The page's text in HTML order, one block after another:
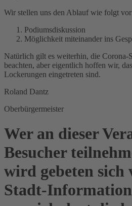
Wir stellen uns den Ablauf wie folgt
Podiumsdiskussion
Möglichkeit miteinander ins
Natürlich gilt es weiterhin, die Corona-
beachten, aber eigentlich hoffen wir,
Lockerungen eingetreten sind.
Roland Dantz
Oberbürgermeister
Wer an dieser
Besucher
wird gebeten sich
Stadt-